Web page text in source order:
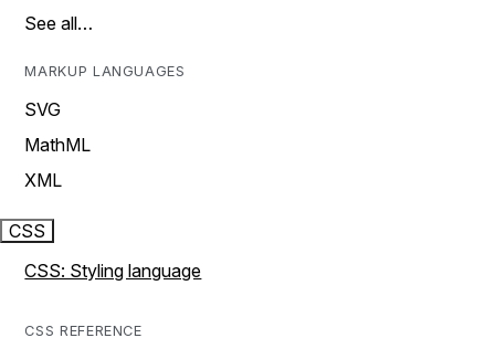
See all…
MARKUP LANGUAGES
SVG
MathML
XML
CSS
CSS: Styling language
CSS REFERENCE